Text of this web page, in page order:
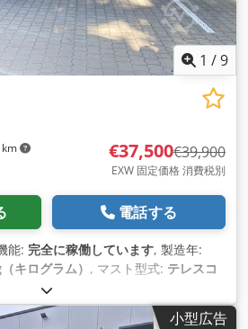
1 /9
€37,500€39,900
EXW 固定価格 消費税別
電話する
能: 完全に稼働しています, 製造年:
キログラム） , マスト型式: テレスコ
, 総重量:
幅:1,100 mm, 輸送高さ:1,990 mm,
小型広告